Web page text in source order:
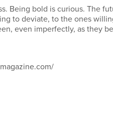
Being bold is curious. The
to deviate, to the ones
even imperfectly, as they